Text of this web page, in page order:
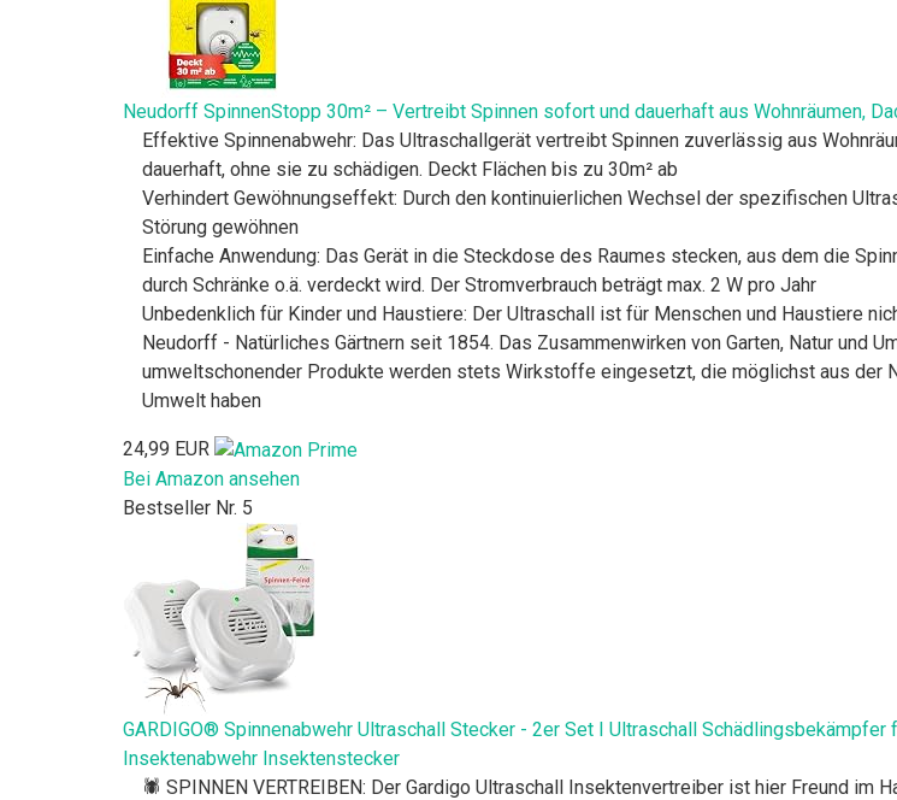
Neudorff SpinnenStopp 30m² – Vertreibt Spinnen sofort und dauerhaft aus Wohnräumen,
Effektive Spinnenabwehr: Das Ultraschallgerät vertreibt Spinnen zuverlässig aus
dauerhaft, ohne sie zu schädigen. Deckt Flächen bis zu 30m² ab
Verhindert Gewöhnungseffekt: Durch den kontinuierlichen Wechsel der spezifischen
Störung gewöhnen
Einfache Anwendung: Das Gerät in die Steckdose des Raumes stecken, aus dem die
durch Schränke o.ä. verdeckt wird. Der Stromverbrauch beträgt max. 2 W pro Jahr
Unbedenklich für Kinder und Haustiere: Der Ultraschall ist für Menschen und Haustiere
Neudorff - Natürliches Gärtnern seit 1854. Das Zusammenwirken von Garten, Natur und
umweltschonender Produkte werden stets Wirkstoffe eingesetzt, die möglichst aus der
Umwelt haben
24,99 EUR
Bei Amazon ansehen
Bestseller Nr. 5
GARDIGO® Spinnenabwehr Ultraschall Stecker - 2er Set I Ultraschall
Insektenabwehr Insektenstecker
🕷️ SPINNEN VERTREIBEN: Der Gardigo Ultraschall Insektenvertreiber ist hier Freund im